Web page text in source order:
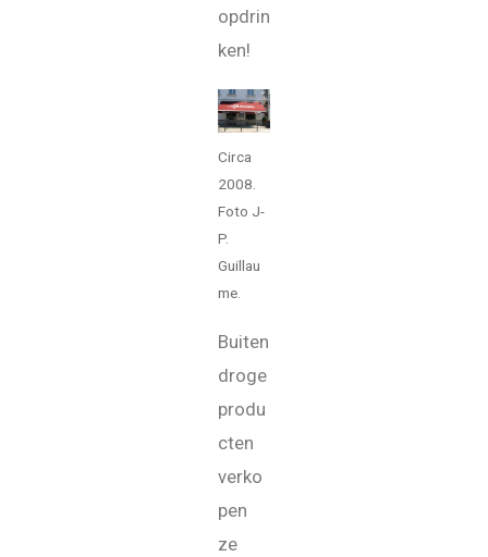
opdrin
ken!
Circa
2008.
Foto J-
P.
Guillau
me.
Buiten
droge
produ
cten
verko
pen
ze